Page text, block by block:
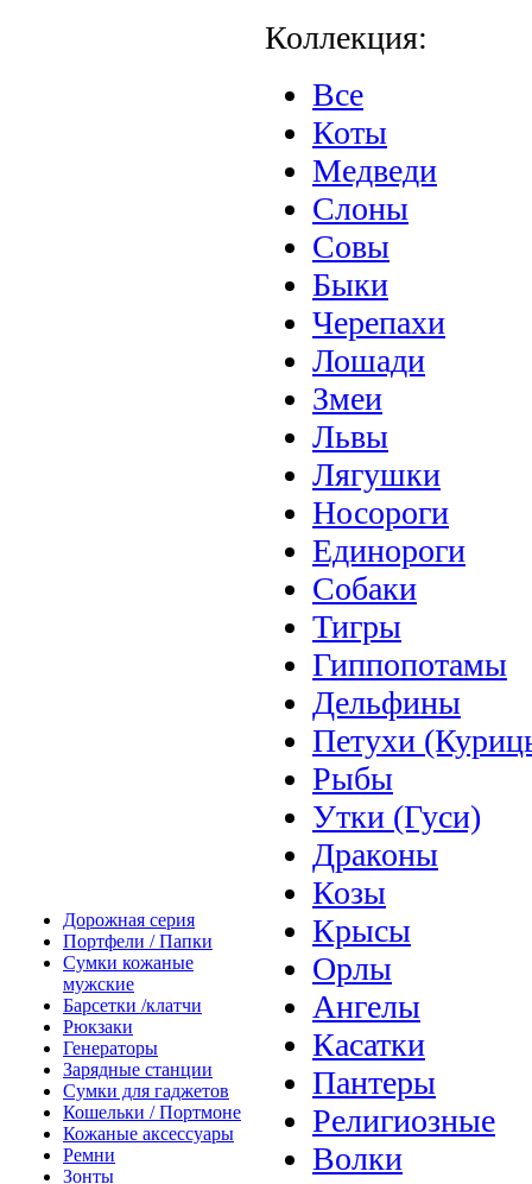
Дорожная серия
Портфели / Папки
Сумки кожаные
мужские
Барсетки /клатчи
Рюкзаки
Генераторы
Зарядные станции
Сумки для гаджетов
Кошельки / Портмоне
Кожаные аксессуары
Ремни
Зонты
Коллекция:
Все
Коты
Медведи
Слоны
Совы
Быки
Черепахи
Лошади
Змеи
Львы
Лягушки
Носороги
Единороги
Собаки
Тигры
Гиппопотамы
Дельфины
Петухи
Рыбы
Утки (Гуси)
Драконы
Козы
Крысы
Орлы
Ангелы
Касатки
Пантеры
Религиозные
Волки